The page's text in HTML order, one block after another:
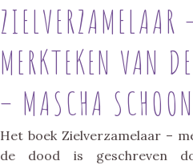
ZIELVERZAMELAAR
MERKTEKEN VAN
– MASCHA
Het boek Zielverzamelaar –
de dood is geschreven